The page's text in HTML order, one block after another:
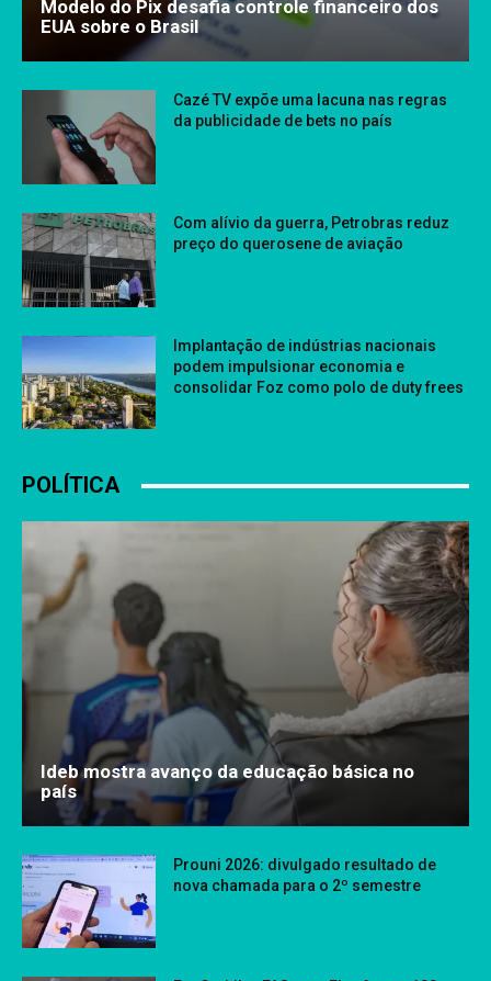
Modelo do Pix desafia controle financeiro dos
EUA sobre o Brasil
Cazé TV expõe uma lacuna nas regras
da publicidade de bets no país
Com alívio da guerra, Petrobras reduz
preço do querosene de aviação
Implantação de indústrias nacionais
podem impulsionar economia e
consolidar Foz como polo de duty frees
POLÍTICA
Ideb mostra avanço da educação básica no
país
Prouni 2026: divulgado resultado de
nova chamada para o 2º semestre